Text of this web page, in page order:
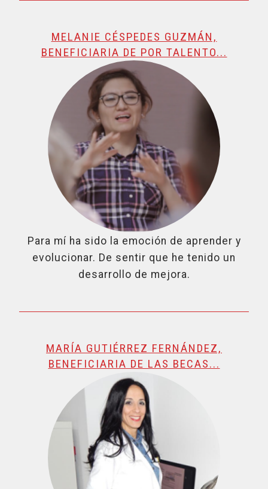
MELANIE CÉSPEDES GUZMÁN,
BENEFICIARIA DE POR TALENTO...
Para mí ha sido la emoción de aprender y
evolucionar. De sentir que he tenido un
desarrollo de mejora.
MARÍA GUTIÉRREZ FERNÁNDEZ,
BENEFICIARIA DE LAS BECAS...